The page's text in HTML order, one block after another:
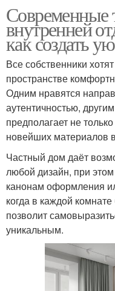
Современные
внутренней
как создать
Все собственники
пространстве
Одним нравятся
аутентичностью,
предполагает не
новейших материалов
Частный дом даёт
любой дизайн, при
канонам оформления
когда в каждой комнате
позволит
уникальным.